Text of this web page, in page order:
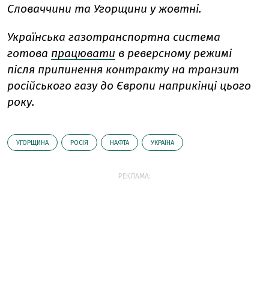
Словаччини та Угорщини у жовтні.
Українська газотранспортна система
готова працювати в реверсному режимі
після припинення контракту на транзит
російського газу до Європи наприкінці цього
року.
УГОРЩИНА РОСІЯ НАФТА УКРАЇНА
РЕКЛАМА: